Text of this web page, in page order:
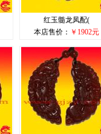
红玉髓龙凤配(
本店售价： ￥1902元